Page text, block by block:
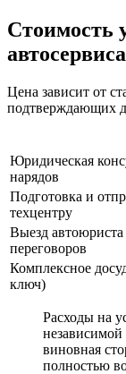
Стоимость
Цена зависит от
подтверждающих
Юридическая
нарядов
Подготовка и
техцентру
Выезд
переговоров
Комплексное
ключ)
Расходы на
независимой
виновная
полностью